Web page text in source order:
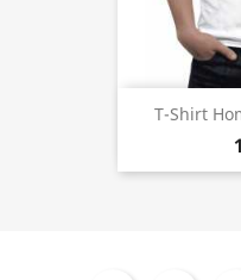
T-Shirt